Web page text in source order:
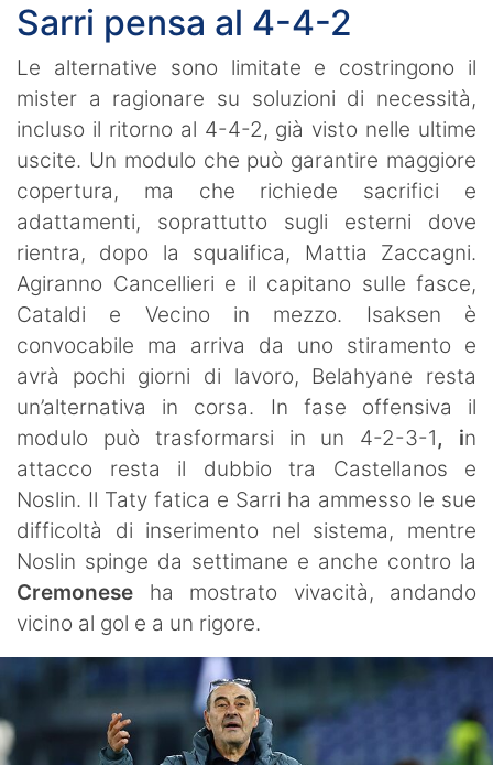
Sarri pensa al 4-4-2
Le alternative sono limitate e costringono il
mister a ragionare su soluzioni di necessità,
incluso il ritorno al 4-4-2, già visto nelle ultime
uscite. Un modulo che può garantire maggiore
copertura, ma che richiede sacrifici e
adattamenti, soprattutto sugli esterni dove
rientra, dopo la squalifica, Mattia Zaccagni.
Agiranno Cancellieri e il capitano sulle fasce,
Cataldi e Vecino in mezzo. Isaksen è
convocabile ma arriva da uno stiramento e
avrà pochi giorni di lavoro, Belahyane resta
un’alternativa in corsa. In fase offensiva il
modulo può trasformarsi in un 4-2-3-1, in
attacco resta il
dubbio tra Castellanos e
Noslin. Il Taty fatica e Sarri ha ammesso le sue
difficoltà di inserimento nel sistema, mentre
Noslin spinge da settimane e anche contro la
Cremonese ha mostrato vivacità, andando
vicino al gol e a un rigore.